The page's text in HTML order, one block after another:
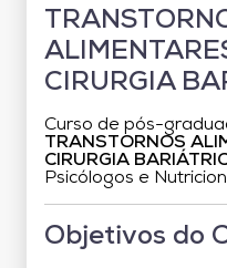
CIRURGIA
Curso de pós-
TRANSTORNOS
CIRURGIA
Psicólogos e
Objetivos do